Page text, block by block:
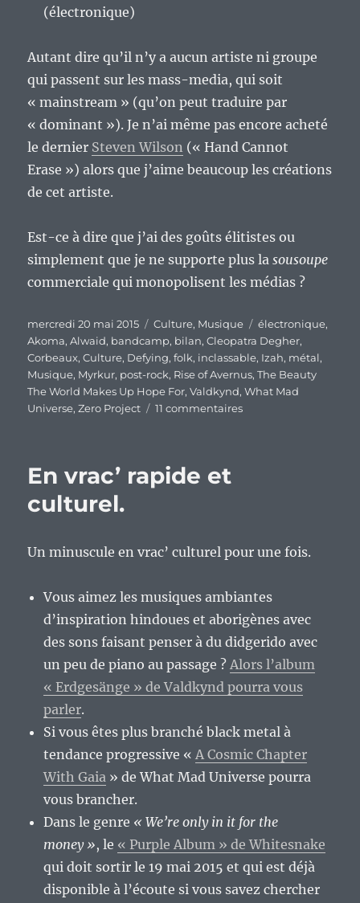
(électronique)
Autant dire qu’il n’y a aucun artiste ni groupe
qui passent sur les mass-media, qui soit
« mainstream » (qu’on peut traduire par
« dominant »). Je n’ai même pas encore acheté
le dernier Steven Wilson (« Hand Cannot
Erase ») alors que j’aime beaucoup les créations
de cet artiste.
Est-ce à dire que j’ai des goûts élitistes ou
simplement que je ne supporte plus lasousoupe
commerciale qui monopolisent les médias ?
Publié
le
mercredi 20 mai 2015 Catégories
Culture, Musique Étiquettes
électronique,
Akoma,Alwaid, bandcamp, bilan,Cleopatra Degher,
Corbeaux,Culture, Defying,folk, inclassable, Izah, métal,
Musique, Myrkur, post-rock, Rise of Avernus,The Beauty
The World Makes Up Hope For,Valdkynd,What Mad
Universe,Zero Project 11 commentairessur
les
« connus »
du
grand
public
?
:)
En vrac’ rapide et
culturel.
Un minuscule en vrac’ culturel pour une fois.
Vous aimez les musiques ambiantes
d’inspiration hindoues et aborigènes avec
des sons faisant penser à du didgerido avec
un peu de piano au passage ?Alors l’album
« Erdgesänge » de Valdkynd pourra vous
parler.
Si vous êtes plus branché black metal à
tendance progressive «A Cosmic Chapter
With Gaia » de What Mad Universe pourra
vous brancher.
Dans le genre « We’re only in it for the
money », le « Purple Album » de Whitesnake
qui doit sortir le 19 mai 2015 et qui est déjà
disponible à l’écoute si vous savez chercher